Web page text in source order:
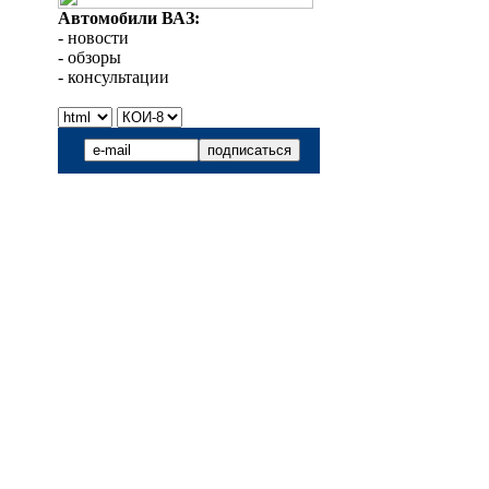
Автомобили ВАЗ:
- новости
- обзоры
- консультации